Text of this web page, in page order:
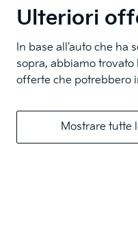
Ulteriori
In base all’auto che ha
sopra, abbiamo trovato
offerte che potrebbero
Mostrare tutte